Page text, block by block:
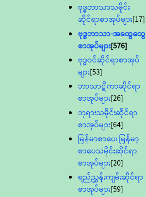
ဗုဒ္ဓဘာသာသမိုင်း
ဆိုင်ရာစာအုပ်များ[17]
ဗုဒ္ဓဘာသာ-အထွေထွေ
စာအုပ်များ[576]
ဗုဒ္ဓဝင်ဆိုင်ရာစာအုပ်
များ[53]
ဘာသာဋီကာဆိုင်ရာ
စာအုပ်များ[26]
ဘုရားသမိုင်းဆိုင်ရာ
စာအုပ်များ[64]
မြန်မာစာပေ၊ မြန်မာ့
စာပေသမိုင်းဆိုင်ရာ
စာအုပ်များ[20]
ရည်ညွှန်းကျမ်းဆိုင်ရာ
စာအုပ်များ[59]